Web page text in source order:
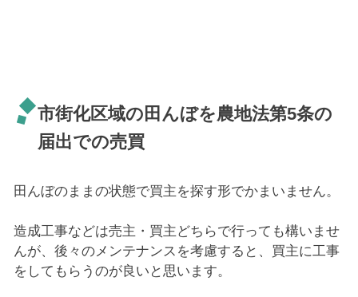
市街化区域の田んぼを農地法第5条の
届出での売買
田んぼのままの状態で買主を探す形でかまいません。
造成工事などは売主・買主どちらで行っても構いませ
んが、後々のメンテナンスを考慮すると、買主に工事
をしてもらうのが良いと思います。